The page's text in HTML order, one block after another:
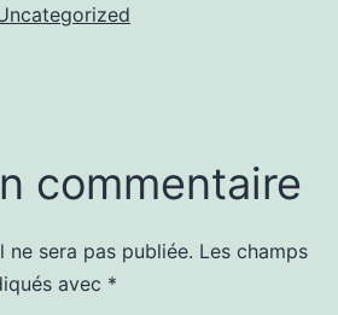
commentaire
ne sera pas publiée. Les champs
avec *